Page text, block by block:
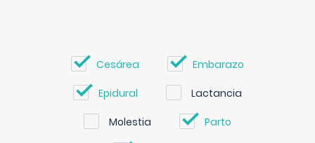
Cesárea Embarazo
Epidural Lactancia
Molestia Parto